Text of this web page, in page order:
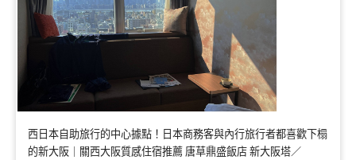
西日本自助旅行的中心據點！日本商務客與內行旅行者都喜歡下榻
的新大阪｜關西大阪質感住宿推薦 唐草鼎盛飯店 新大阪塔／